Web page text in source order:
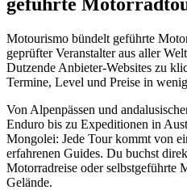
Motourismo bündelt geführte
geprüfter Veranstalter aus aller
Dutzende Anbieter-Websites zu
Termine, Level und Preise in
Von Alpenpässen und
Enduro bis zu Expeditionen in
Mongolei: Jede Tour kommt von
erfahrenen Guides. Du buchst
Motorradreise oder selbstgeführte
Gelände.